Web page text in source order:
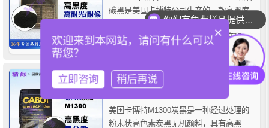
碳黑是美国卡博特公司生产的一款高黑度
色素炭黑，具有良好的高耐光性和高耐候
性，为合成纤维提供优良的颜色强度和蓝
卡博特M1300高色素炭黑CABOT
美国卡博特M1300炭黑是一种经过处理的
粉末状高色素炭黑无机颜料，具有高黑
你们有免费样品提供吗？
×
欢迎来到本网站，请问有什么可以
帮您？
立即咨询 稍后再说